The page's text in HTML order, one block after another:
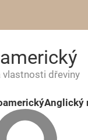
vlastnosti dřeviny
Anglický